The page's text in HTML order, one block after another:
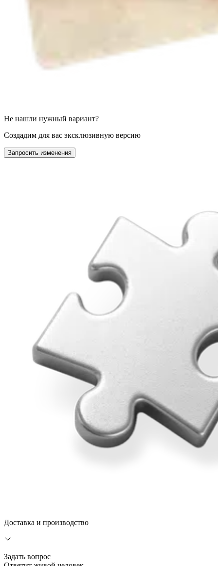
Не нашли нужный вариант?
Создадим для вас эксклюзивную версию
Запросить изменения
Доставка и производство
Задать вопрос